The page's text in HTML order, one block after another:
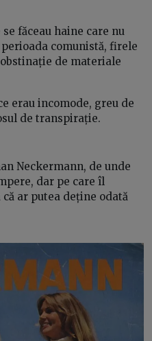
făceau haine care nu
comunistă, firele
de materiale
erau incomode, greu de
de transpirație.
Neckermann, de unde
dar pe care îl
ar putea deține odată